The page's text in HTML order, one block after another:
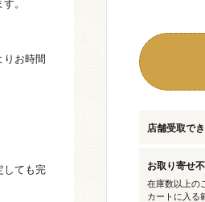
。
りお時間
しても完
店舗受取で
お取り寄せ
在庫数以上の
カートに入る